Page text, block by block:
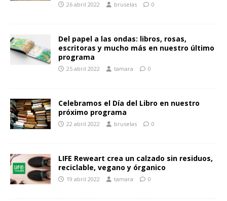
26 abril 2022 bruselas 0
Del papel a las ondas: libros, rosas,
escritoras y mucho más en nuestro último
programa
25 abril 2022 tamara 0
Celebramos el Día del Libro en nuestro
próximo programa
22 abril 2022 bruselas 0
LIFE Reweart crea un calzado sin residuos,
reciclable, vegano y órganico
19 abril 2022 tamara 0